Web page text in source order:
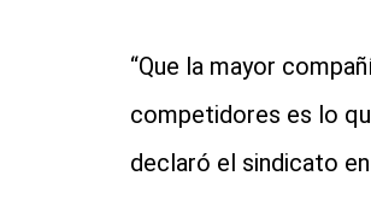
“Que la mayor
competidores es lo
declaró el sindicato